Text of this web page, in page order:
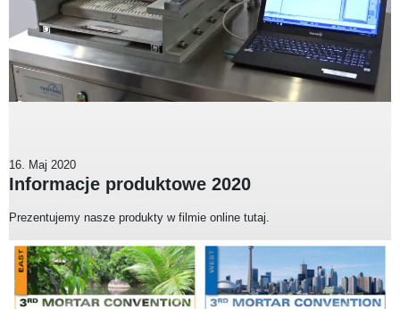
16. Maj 2020
Informacje produktowe 2020
Prezentujemy nasze produkty w filmie online tutaj.